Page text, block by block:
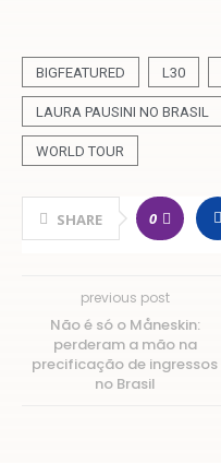
BIGFEATURED L30
LAURA PAUSINI NO BRASIL
WORLD TOUR
SHARE 0
previous post
Não é só o Måneskin:
perderam a mão na
precificação de ingressos
no Brasil